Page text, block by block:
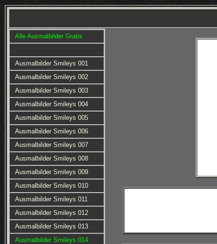
Alle Ausmalbilder Gratis
Ausmalbilder Smileys 001
Ausmalbilder Smileys 002
Ausmalbilder Smileys 003
Ausmalbilder Smileys 004
Ausmalbilder Smileys 005
Ausmalbilder Smileys 006
Ausmalbilder Smileys 007
Ausmalbilder Smileys 008
Ausmalbilder Smileys 009
Ausmalbilder Smileys 010
Ausmalbilder Smileys 011
Ausmalbilder Smileys 012
Ausmalbilder Smileys 013
Ausmalbilder Smileys 014